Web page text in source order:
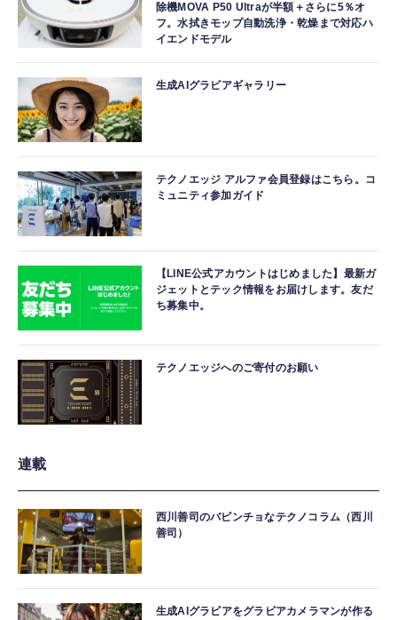
除機MOVA P50 Ultraが半額＋さらに5％オ
フ。水拭きモップ自動洗浄・乾燥まで対応ハ
イエンドモデル
生成AIグラビアギャラリー
テクノエッジ アルファ会員登録はこちら。コ
ミュニティ参加ガイド
【LINE公式アカウントはじめました】最新ガ
ジェットとテック情報をお届けします。友だ
ち募集中。
テクノエッジへのご寄付のお願い
連載
西川善司のバビンチョなテクノコラム（西川
善司）
生成AIグラビアをグラビアカメラマンが作る